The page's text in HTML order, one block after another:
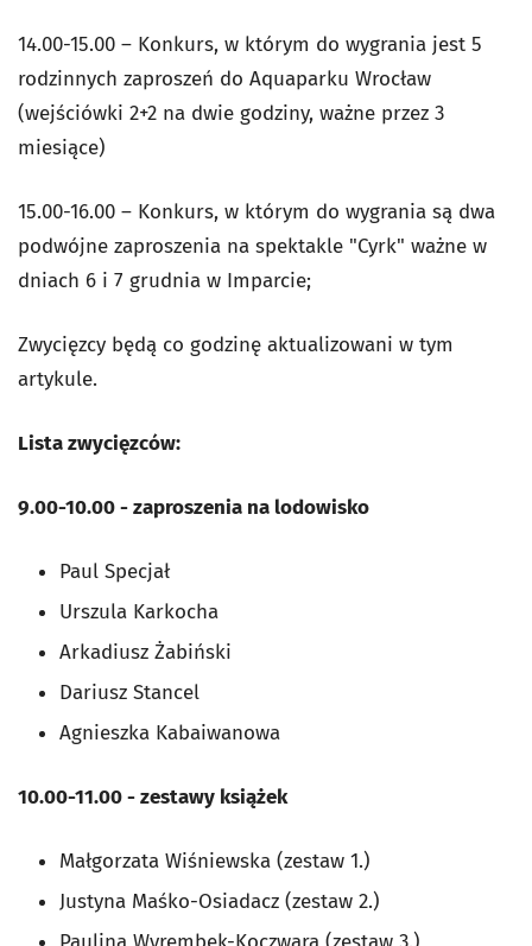
14.00-15.00 – Konkurs, w którym do wygrania jest 5
rodzinnych zaproszeń do Aquaparku Wrocław
(wejściówki 2+2 na dwie godziny, ważne przez 3
miesiące)
15.00-16.00 – Konkurs, w którym do wygrania są dwa
podwójne zaproszenia na spektakle "Cyrk" ważne w
dniach 6 i 7 grudnia w Imparcie;
Zwycięzcy będą co godzinę aktualizowani w tym
artykule.
Lista zwycięzców:
9.00-10.00 - zaproszenia na lodowisko
Paul Specjał
Urszula Karkocha
Arkadiusz Żabiński
Dariusz Stancel
Agnieszka Kabaiwanowa
10.00-11.00 - zestawy książek
Małgorzata Wiśniewska (zestaw 1.)
Justyna Maśko-Osiadacz (zestaw 2.)